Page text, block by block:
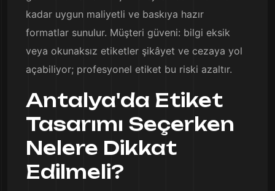
kadar uygun maliyetli ve baskıya hazır
formatlar sunulur. Müşteri güveni: bilgi eksik
veya okunaksız etiketler şikâyet ve cezaya yol
açabiliyor; profesyonel etiket bu riski azaltır.
Antalya'da Etiket
Tasarımı Seçerken
Nelere Dikkat
Edilmeli?